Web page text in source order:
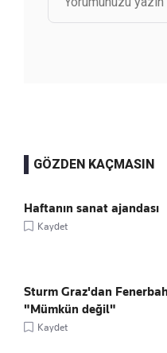
GÖZDEN KAÇMASIN
Haftanın sanat ajandası
Kaydet
Sturm Graz'dan
"Mümkün değil"
Kaydet